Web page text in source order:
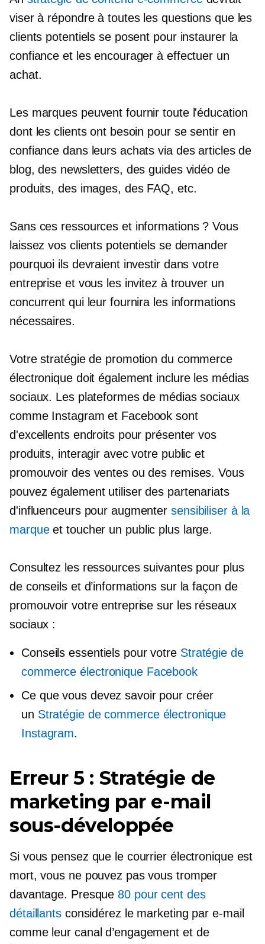
viser à répondre à toutes les questions que les
clients potentiels se posent pour instaurer la
confiance et les encourager à effectuer un
achat.
Les marques peuvent fournir toute l'éducation
dont les clients ont besoin pour se sentir en
confiance dans leurs achats via des articles de
blog, des newsletters, des guides vidéo de
produits, des images, des FAQ, etc.
Sans ces ressources et informations ? Vous
laissez vos clients potentiels se demander
pourquoi ils devraient investir dans votre
entreprise et vous les invitez à trouver un
concurrent qui leur fournira les informations
nécessaires.
Votre stratégie de promotion du commerce
électronique doit également inclure les médias
sociaux. Les plateformes de médias sociaux
comme Instagram et Facebook sont
d'excellents endroits pour présenter vos
produits, interagir avec votre public et
promouvoir des ventes ou des remises. Vous
pouvez également utiliser des partenariats
d'influenceurs pour augmenter sensibiliser à la
marqueet toucher un public plus large.
Consultez les ressources suivantes pour plus
de conseils et d’informations sur la façon de
promouvoir votre entreprise sur les réseaux
sociaux :
Conseils essentiels pour votre Stratégie de
commerce électronique Facebook
Ce que vous devez savoir pour créer
un Stratégie de commerce électronique
Instagram.
Erreur 5 : Stratégie de
marketing par e-mail
sous-développée
Si vous pensez que le courrier électronique est
mort, vous ne pouvez pas vous tromper
davantage. Presque 80 pour cent des
détaillantsconsidérez le marketing par e-mail
comme leur canal d’engagement et de